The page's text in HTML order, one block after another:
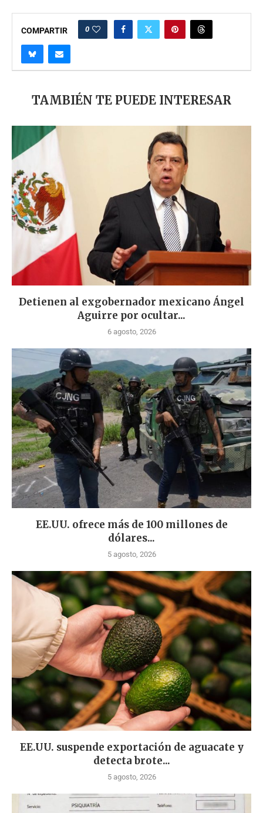
COMPARTIR 0
TAMBIÉN TE PUEDE INTERESAR
Detienen al exgobernador mexicano Ángel
Aguirre por ocultar...
6 agosto, 2026
EE.UU. ofrece más de 100 millones de
dólares...
5 agosto, 2026
EE.UU. suspende exportación de aguacate y
detecta brote...
5 agosto, 2026